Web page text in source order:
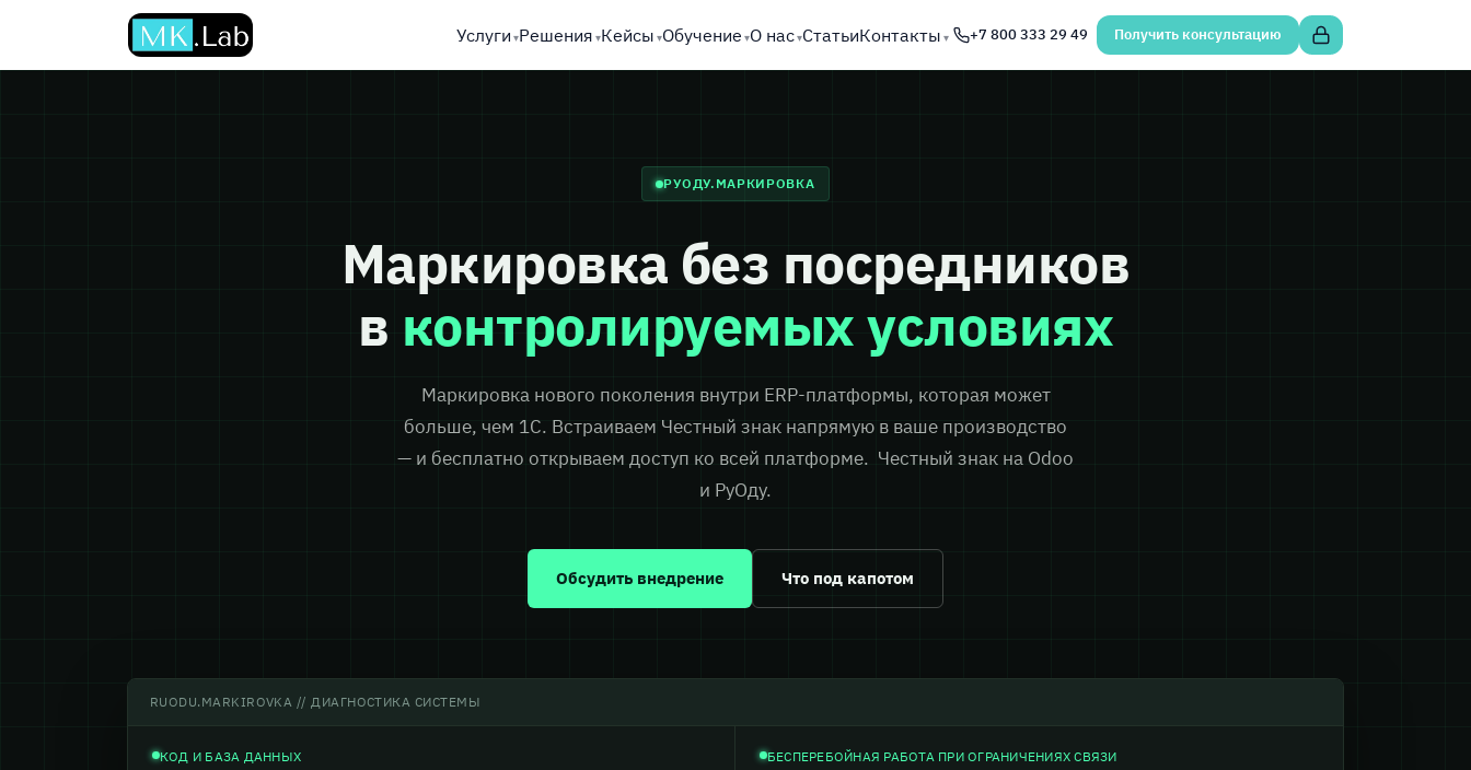
Перейти к содержимому
Услуги Решения Кейсы Обучение О нас СтатьиКонтакты +7 800 333 29 49 Получить консультацию
РУОДУ.МАРКИРОВКА
Маркировка без посредников
в контролируемых условиях
Маркировка нового поколения внутри ERP-платформы, которая может
больше, чем 1С. Встраиваем Честный знак напрямую в ваше производство
— и бесплатно открываем доступ ко всей платформе. Честный знак на Odoo
и РуОду.
Обсудить внедрение Что под капотом
RUODU.MARKIROVKA // ДИАГНОСТИКА СИСТЕМЫ
КОД И БАЗА ДАННЫХ БЕСПЕРЕБОЙНАЯ РАБОТА ПРИ ОГРАНИЧЕНИЯХ СВЯЗИ